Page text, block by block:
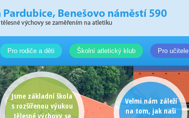
Pro rodiče a děti Školní atletický klub Pro učitele
Jsme základní škola
s rozšířenou výukou
tělesné výchovy se
Velmi nám záleží
na tom, jak naši